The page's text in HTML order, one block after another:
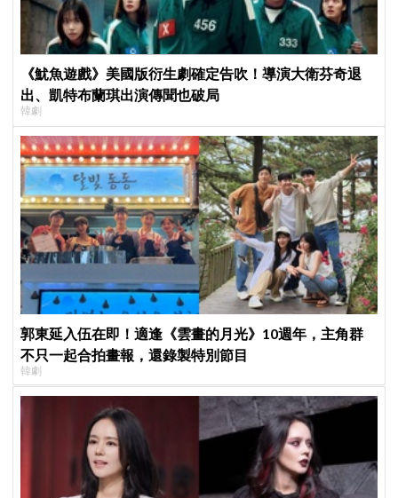
《魷魚遊戲》美國版衍生劇確定告吹！導演大衛芬奇退
出、凱特布蘭琪出演傳聞也破局
韓劇
郭東延入伍在即！適逢《雲畫的月光》10週年，主角群
不只一起合拍畫報，還錄製特別節目
韓劇